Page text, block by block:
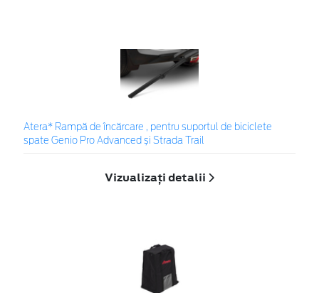
Atera* Rampă de încărcare , pentru suportul de biciclete
spate Genio Pro Advanced și Strada Trail
Vizualizați detalii